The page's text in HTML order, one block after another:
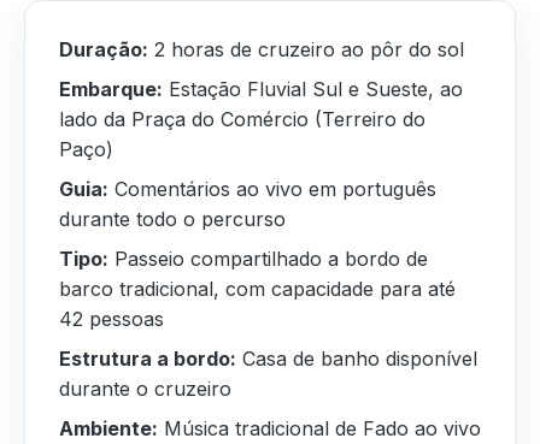
Duração: 2 horas de cruzeiro ao pôr do sol
Embarque: Estação Fluvial Sul e Sueste, ao
lado da Praça do Comércio (Terreiro do
Paço)
Guia: Comentários ao vivo em português
durante todo o percurso
Tipo: Passeio compartilhado a bordo de
barco tradicional, com capacidade para até
42 pessoas
Estrutura a bordo: Casa de banho disponível
durante o cruzeiro
Ambiente: Música tradicional de Fado ao vivo